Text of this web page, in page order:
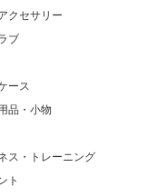
クセサリー
ブ
ース
品・小物
ス・トレーニング
ト